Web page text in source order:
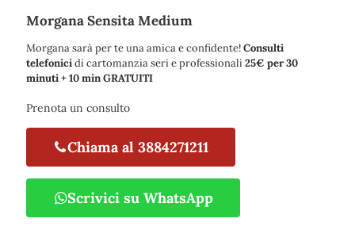
Morgana Sensita Medium
Morgana sarà per te una amica e confidente!Consulti
telefonicidi cartomanzia seri e professionali25€ per 30
minuti + 10 min GRATUITI
Prenota un consulto
Chiama al 3884271211
Scrivici su WhatsApp